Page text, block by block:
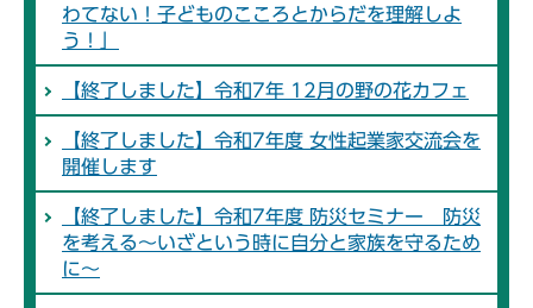
わてない！子どものこころとからだを理解しよ
う！」
【終了しました】令和7年 12月の野の花カフェ
【終了しました】令和7年度 女性起業家交流会を
開催します
【終了しました】令和7年度 防災セミナー 防災
を考える～いざという時に自分と家族を守るため
に～